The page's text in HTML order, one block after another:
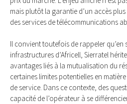
mais plutôt la garantie d’un accès
des services de télécommunications
Il convient toutefois de rappeler qu’en
infrastructures d’Africell, Sierratel
avantages liés à la mutualisation du
certaines limites potentielles en
de service. Dans ce contexte, des
capacité de l’opérateur à se